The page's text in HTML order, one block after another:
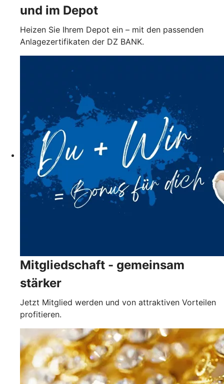
und im Depot
Heizen Sie Ihrem Depot ein – mit den passenden
Anlagezertifikaten der DZ BANK.
Mitgliedschaft - gemeinsam
stärker
Jetzt Mitglied werden und von attraktiven Vorteilen
profitieren.